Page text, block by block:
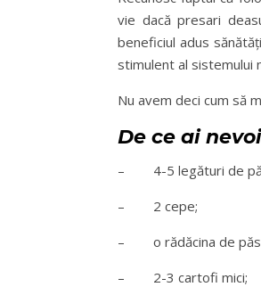
vie dacă presari
beneficiul adus
stimulent al sistemului
Nu avem deci cum să
De ce ai
– 4-5 legături de
– 2 cepe;
– o rădăcina de
– 2-3 cartofi mici;